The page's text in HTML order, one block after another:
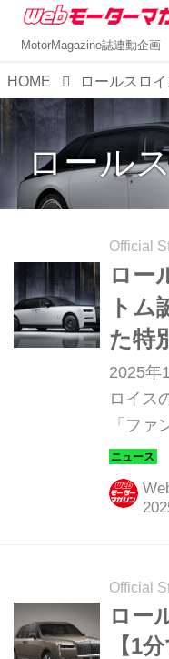
MotorMagazine誌連動企画
HOME ロールスロイ
ロール
Official
ロー
トム
た特
布台
セン
2025年
ロイス
「ファ
100周
フツマ
ベント
ている
請（コ
より）
Official
ロー
【1